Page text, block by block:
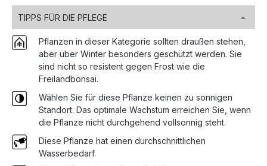
TIPPS FÜR DIE PFLEGE
Pflanzen in dieser Kategorie sollten draußen stehen,
aber über Winter besonders geschützt werden. Sie
sind nicht so resistent gegen Frost wie die
Freilandbonsai.
Wählen Sie für diese Pflanze keinen zu sonnigen
Standort. Das optimale Wachstum erreichen Sie, wenn
die Pflanze nicht durchgehend vollsonnig steht.
Diese Pflanze hat einen durchschnittlichen
Wasserbedarf.